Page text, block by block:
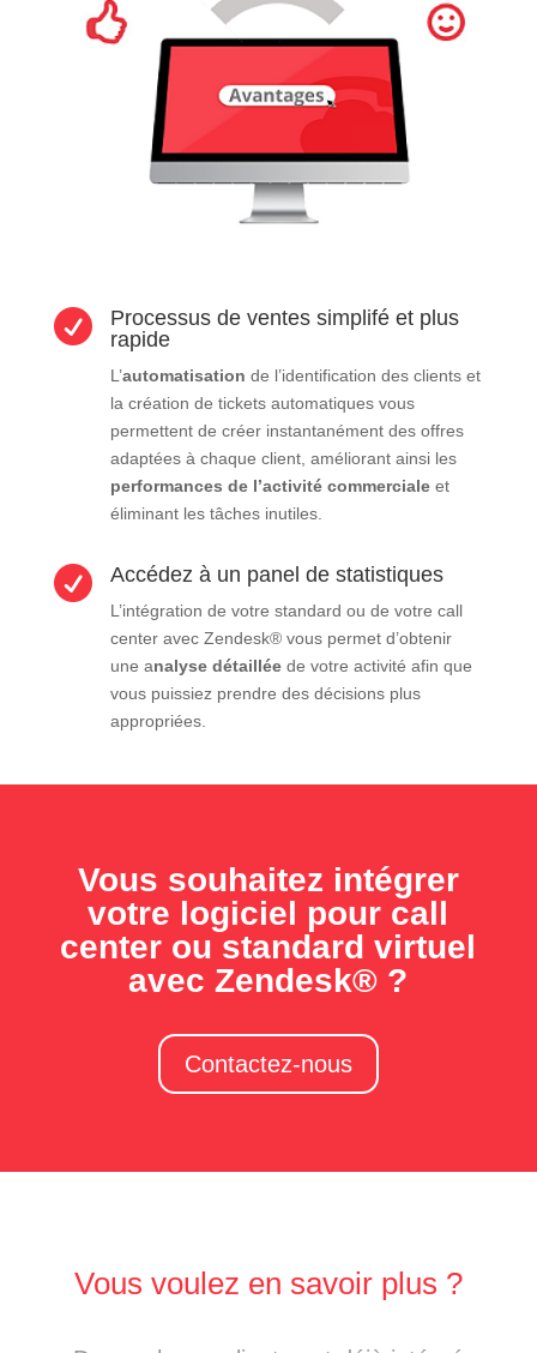

Processus de ventes simplifé et plus
rapide
L’automatisation de l’identification des clients et
la création de tickets automatiques vous
permettent de créer instantanément des offres
adaptées à chaque client, améliorant ainsi les
performances de l’activité commercialeet
éliminant les tâches inutiles.
 Accédez à un panel de statistiques
L’intégration de votre standard ou de votre call
center avec Zendesk® vous permet d’obtenir
une analyse détailléede votre activité afin que
vous puissiez prendre des décisions plus
appropriées.
Vous souhaitez intégrer
votre logiciel pour call
center ou standard virtuel
avec Zendesk® ?
Contactez-nous
Vous voulez en savoir plus ?